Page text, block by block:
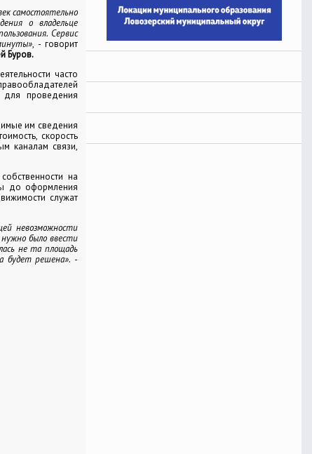
самостоятельно
о владельце
Сервис
, - говорит
Буров.
часто
проведения
им сведения
скорость
каналам связи,
на
до оформления
служат
невозможности
нужно было ввести
не та площадь
будет решена». -